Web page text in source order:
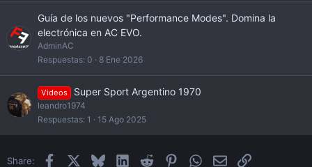
Guía de los nuevos "Performance Modes". Domina la
electrónica en AC EVO.
AdminAC
Respuestas 0 8 Ene 2026
Videos Super Sport Argentino 1970
leandro1974
Respuestas 1 15 Ago 2025
Share: Facebook BlueskyLinkedInReddit PinterestWhatsApp
EmailEnlace